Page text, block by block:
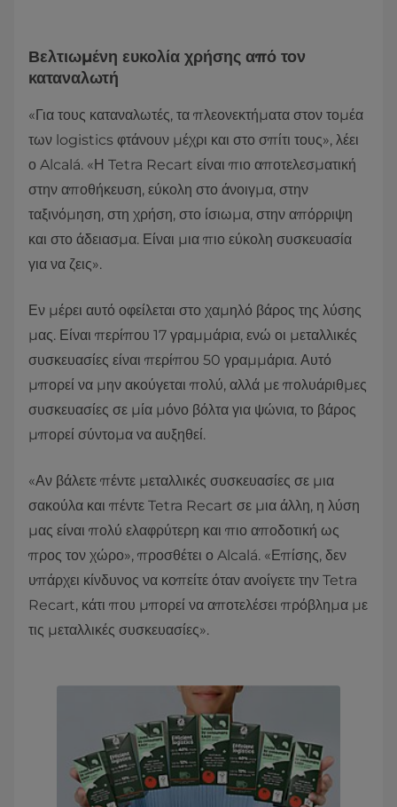
Βελτιωμένη ευκολία χρήσης από τον
καταναλωτή
«Για τους καταναλωτές, τα πλεονεκτήματα στον τομέα
των logistics φτάνουν μέχρι και στο σπίτι τους», λέει
ο Alcalá. «Η Tetra Recart είναι πιο αποτελεσματική
στην αποθήκευση, εύκολη στο άνοιγμα, στην
ταξινόμηση, στη χρήση, στο ίσιωμα, στην απόρριψη
και στο άδειασμα. Είναι μια πιο εύκολη συσκευασία
για να ζεις».
Εν μέρει αυτό οφείλεται στο χαμηλό βάρος της λύσης
μας. Είναι περίπου 17 γραμμάρια, ενώ οι μεταλλικές
συσκευασίες είναι περίπου 50 γραμμάρια. Αυτό
μπορεί να μην ακούγεται πολύ, αλλά με πολυάριθμες
συσκευασίες σε μία μόνο βόλτα για ψώνια, το βάρος
μπορεί σύντομα να αυξηθεί.
«Αν βάλετε πέντε μεταλλικές συσκευασίες σε μια
σακούλα και πέντε Tetra Recart σε μια άλλη, η λύση
μας είναι πολύ ελαφρύτερη και πιο αποδοτική ως
προς τον χώρο», προσθέτει ο Alcalá. «Επίσης, δεν
υπάρχει κίνδυνος να κοπείτε όταν ανοίγετε την Tetra
Recart, κάτι που μπορεί να αποτελέσει πρόβλημα με
τις μεταλλικές συσκευασίες».